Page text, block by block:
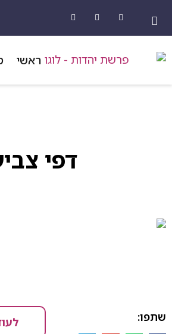
ראשי
דפי
שתפו: